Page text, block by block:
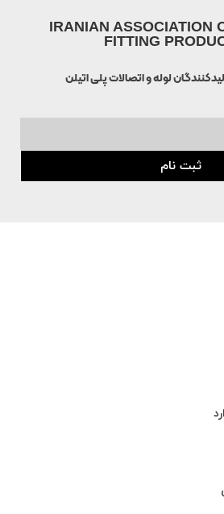
IRANIAN ASSOCIATION
FITTING
لوله و اتصالات پلی اتیلن
ثبت نام